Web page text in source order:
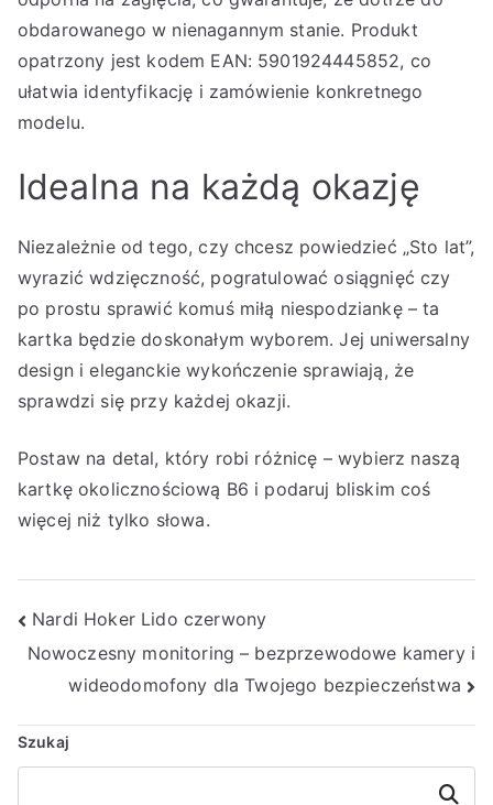
obdarowanego w nienagannym stanie. Produkt
opatrzony jest kodem EAN: 5901924445852, co
ułatwia identyfikację i zamówienie konkretnego
modelu.
Idealna na każdą okazję
Niezależnie od tego, czy chcesz powiedzieć „Sto lat”,
wyrazić wdzięczność, pogratulować osiągnięć czy
po prostu sprawić komuś miłą niespodziankę – ta
kartka będzie doskonałym wyborem. Jej uniwersalny
design i eleganckie wykończenie sprawiają, że
sprawdzi się przy każdej okazji.
Postaw na detal, który robi różnicę – wybierz naszą
kartkę okolicznościową B6 i podaruj bliskim coś
więcej niż tylko słowa.
Nawigacja
wpisu
Nardi Hoker Lido czerwony
Nowoczesny monitoring – bezprzewodowe kamery i
wideodomofony dla Twojego bezpieczeństwa
Szukaj
Szukaj